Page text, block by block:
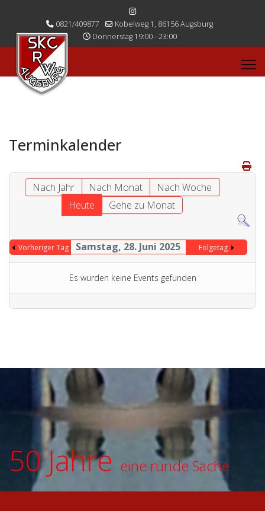
0821/409877
Kobelweg 1, 86156 Augsburg
Donnerstag 19:00 - 23:00
Terminkalender
Nach Jahr Nach Monat
Nach Woche
Heute
Gehe zu Monat
Vorheriger Tag Samstag, 28. Juni 2025 Folgetag
Es wurden keine Events gefunden
50 Jahre eine runde Sache